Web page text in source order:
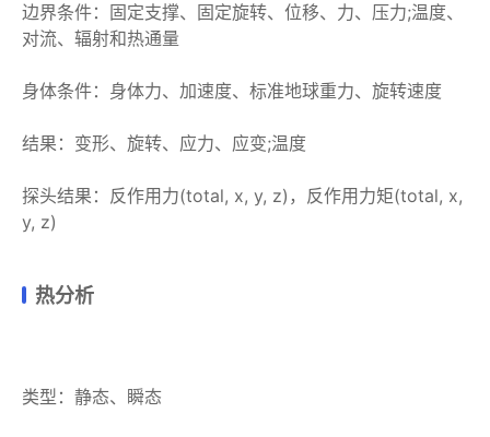
边界条件：固定支撑、固定旋转、位移、力、压力;温度、
对流、辐射和热通量
身体条件：身体力、加速度、标准地球重力、旋转速度
结果：变形、旋转、应力、应变;温度
探头结果：反作用力(total, x, y, z)，反作用力矩(total, x,
y, z)
热分析
类型：静态、瞬态